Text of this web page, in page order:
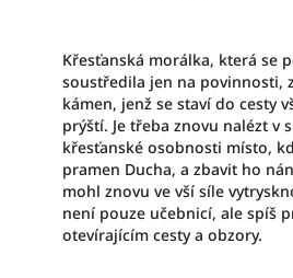
Křesťanská morálka, která se
soustředila jen na povinnosti,
kámen, jenž se staví do cesty
prýští. Je třeba znovu nalézt v
křesťanské osobnosti místo,
pramen Ducha, a zbavit ho
mohl znovu ve vší síle
není pouze učebnicí, ale spíš
otevírajícím cesty a obzory.